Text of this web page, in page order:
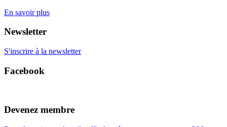
En savoir plus
Newsletter
S'inscrire à la newsletter
Facebook
Devenez membre